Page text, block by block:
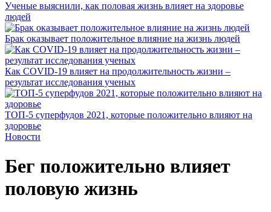
Ученые выяснили, как половая жизнь влияет на здоровье
людей
Брак оказывает положительное влияние на жизнь людей
Как COVID-19 влияет на продолжительность жизни –
результат исследования ученых
ТОП-5 суперфудов 2021, которые положительно влияют на
здоровье
Новости
Бег положительно влияет
половую жизнь